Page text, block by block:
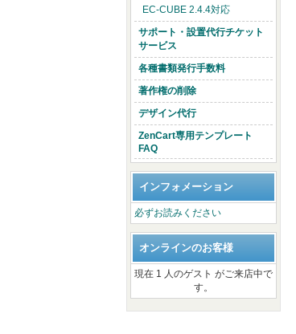
EC-CUBE 2.4.4対応
サポート・設置代行チケット
サービス
各種書類発行手数料
著作権の削除
デザイン代行
ZenCart専用テンプレート
FAQ
インフォメーション
必ずお読みください
オンラインのお客様
現在 1 人のゲスト がご来店中で
す。